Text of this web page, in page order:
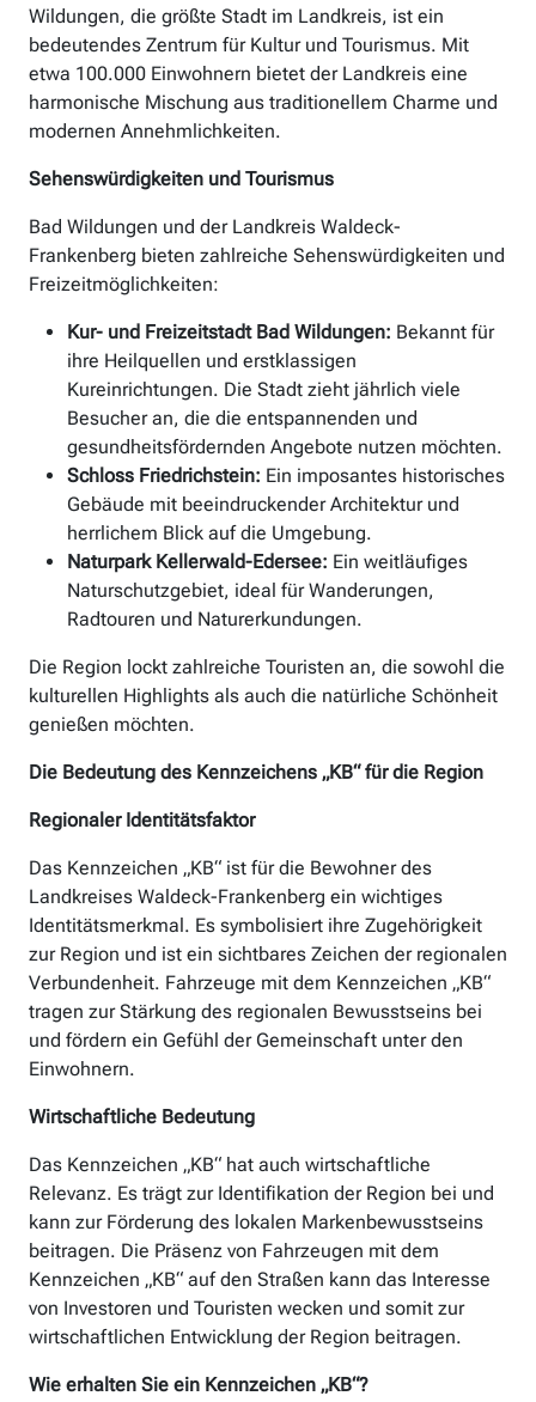
Wildungen, die größte Stadt im Landkreis, ist ein
bedeutendes Zentrum für Kultur und Tourismus. Mit
etwa 100.000 Einwohnern bietet der Landkreis eine
harmonische Mischung aus traditionellem Charme und
modernen Annehmlichkeiten.
Sehenswürdigkeiten und Tourismus
Bad Wildungen und der Landkreis Waldeck-
Frankenberg bieten zahlreiche Sehenswürdigkeiten und
Freizeitmöglichkeiten:
Kur- und Freizeitstadt Bad Wildungen: Bekannt für
ihre Heilquellen und erstklassigen
Kureinrichtungen. Die Stadt zieht jährlich viele
Besucher an, die die entspannenden und
gesundheitsfördernden Angebote nutzen möchten.
Schloss Friedrichstein: Ein imposantes historisches
Gebäude mit beeindruckender Architektur und
herrlichem Blick auf die Umgebung.
Naturpark Kellerwald-Edersee: Ein weitläufiges
Naturschutzgebiet, ideal für Wanderungen,
Radtouren und Naturerkundungen.
Die Region lockt zahlreiche Touristen an, die sowohl die
kulturellen Highlights als auch die natürliche Schönheit
genießen möchten.
Die Bedeutung des Kennzeichens „KB“ für die Region
Regionaler Identitätsfaktor
Das Kennzeichen „KB“ ist für die Bewohner des
Landkreises Waldeck-Frankenberg ein wichtiges
Identitätsmerkmal. Es symbolisiert ihre Zugehörigkeit
zur Region und ist ein sichtbares Zeichen der regionalen
Verbundenheit. Fahrzeuge mit dem Kennzeichen „KB“
tragen zur Stärkung des regionalen Bewusstseins bei
und fördern ein Gefühl der Gemeinschaft unter den
Einwohnern.
Wirtschaftliche Bedeutung
Das Kennzeichen „KB“ hat auch wirtschaftliche
Relevanz. Es trägt zur Identifikation der Region bei und
kann zur Förderung des lokalen Markenbewusstseins
beitragen. Die Präsenz von Fahrzeugen mit dem
Kennzeichen „KB“ auf den Straßen kann das Interesse
von Investoren und Touristen wecken und somit zur
wirtschaftlichen Entwicklung der Region beitragen.
Wie erhalten Sie ein Kennzeichen „KB“?